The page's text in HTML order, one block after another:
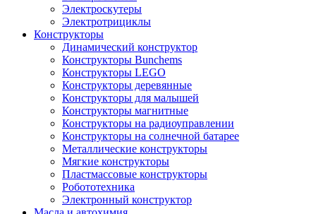
Электроскутеры
Электротрициклы
Конструкторы
Динамический конструктор
Конструкторы Bunchems
Конструкторы LEGO
Конструкторы деревянные
Конструкторы для малышей
Конструкторы магнитные
Конструкторы на радиоуправлении
Конструкторы на солнечной батарее
Металлические конструкторы
Мягкие конструкторы
Пластмассовые конструкторы
Робототехника
Электронный конструктор